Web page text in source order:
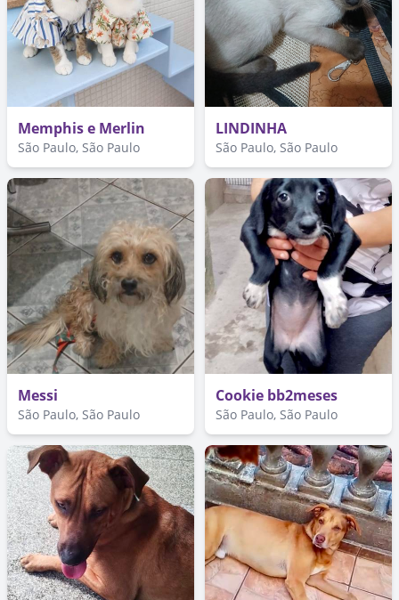
Memphis e Merlin
São Paulo, São Paulo
LINDINHA
São Paulo, São Paulo
Messi
São Paulo, São Paulo
Cookie bb2meses
São Paulo, São Paulo